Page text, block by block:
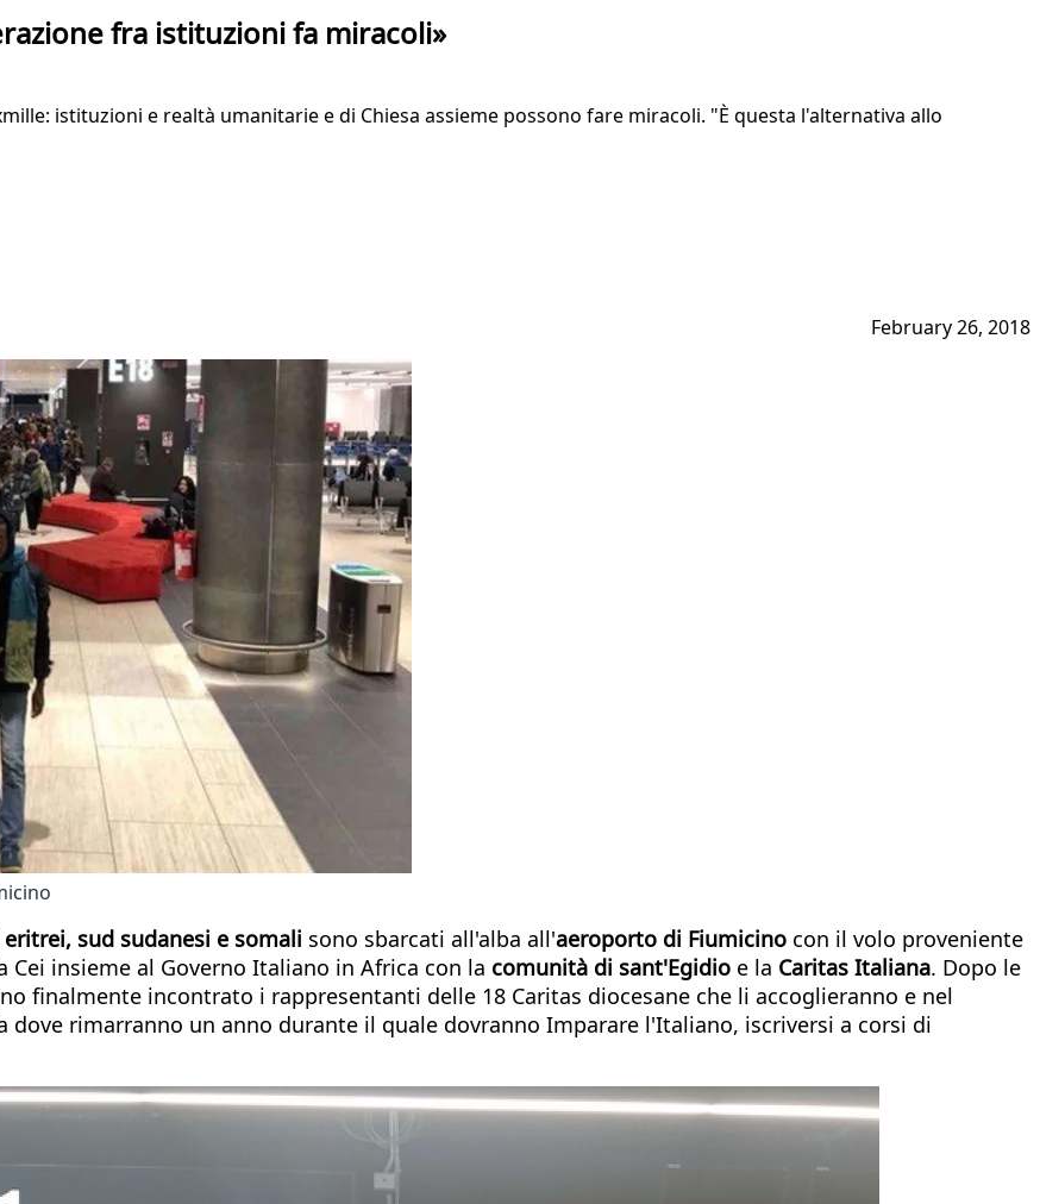
fra istituzioni fa miracoli»
istituzioni e realtà umanitarie e di Chiesa assieme possono fare miracoli. "È questa l'alternativa allo
February 26, 2018
sud sudanesi e somali sono sbarcati all'alba all'aeroporto di Fiumicino con il volo proveniente
Cei insieme al Governo Italiano in Africa con la comunità di sant'Egidio e la Caritas Italiana. Dopo le
finalmente incontrato i rappresentanti delle 18 Caritas diocesane che li accoglieranno e nel
rimarranno un anno durante il quale dovranno Imparare l'Italiano, iscriversi a corsi di